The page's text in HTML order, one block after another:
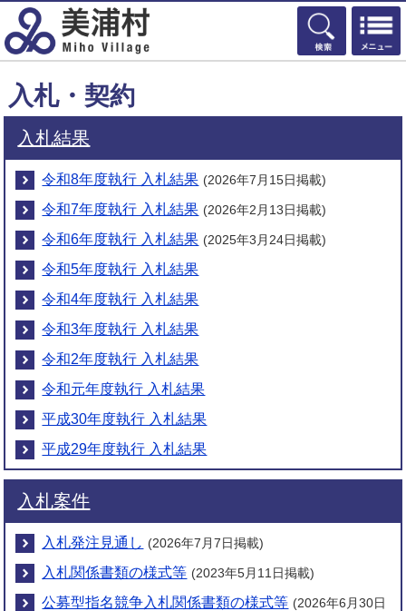
検索
入札・契約
入札結果
令和8年度執行 入札結果 (2026年7月15日掲載)
令和7年度執行 入札結果 (2026年2月13日掲載)
令和6年度執行 入札結果 (2025年3月24日掲載)
令和5年度執行 入札結果
令和4年度執行 入札結果
令和3年度執行 入札結果
令和2年度執行 入札結果
令和元年度執行 入札結果
平成30年度執行 入札結果
平成29年度執行 入札結果
入札案件
入札発注見通し (2026年7月7日掲載)
入札関係書類の様式等 (2023年5月11日掲載)
公募型指名競争入札関係書類の様式等 (2026年6月30日